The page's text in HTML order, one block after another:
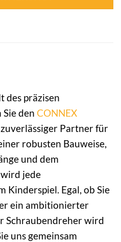
des präzisen
den CONNEX
Partner für
robusten Bauweise,
und dem
jede
Kinderspiel. Egal, ob Sie
ein ambitionierter
Schraubendreher wird
uns gemeinsam